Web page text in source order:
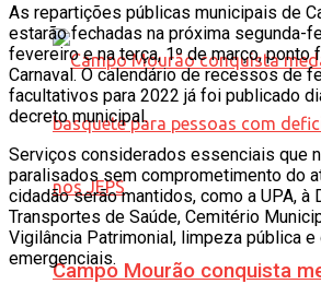
Campo Mourão conquista
As repartições públicas municipais de
estarão fechadas na próxima segunda-
fevereiro e na terça, 1º de março, ponto
Carnaval. O calendário de recessos de
facultativos para 2022 já foi publicado
decreto municipal.
Serviços considerados essenciais que
paralisados sem comprometimento do
cidadão serão mantidos, como a UPA, à
Transportes de Saúde, Cemitério
Vigilância Patrimonial, limpeza pública
emergenciais.